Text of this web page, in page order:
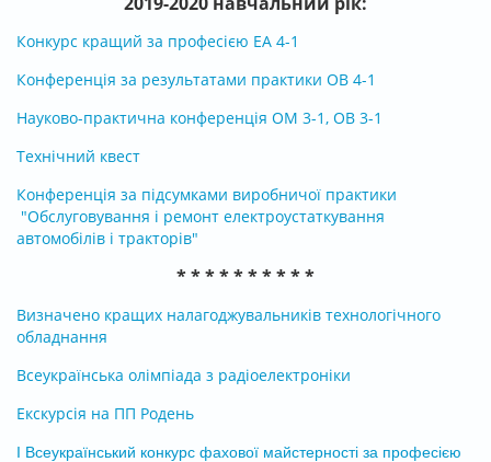
Конкурс кращий за професією ЕА 4-1
Конференція за результатами практики ОВ 4-1
Науково-практична конференція ОМ 3-1, ОВ 3-1
Технічний квест
Конференція за підсумками виробничої практики
"Обслуговування і ремонт електроустаткування
автомобілів і тракторів"
* * * * * * * * * *
Визначено кращих налагоджувальників технологічного
обладнання
Всеукраїнська олімпіада з радіоелектроніки
Екскурсія на ПП Родень
І Всеукраїнський конкурс фахової майстерності за професією